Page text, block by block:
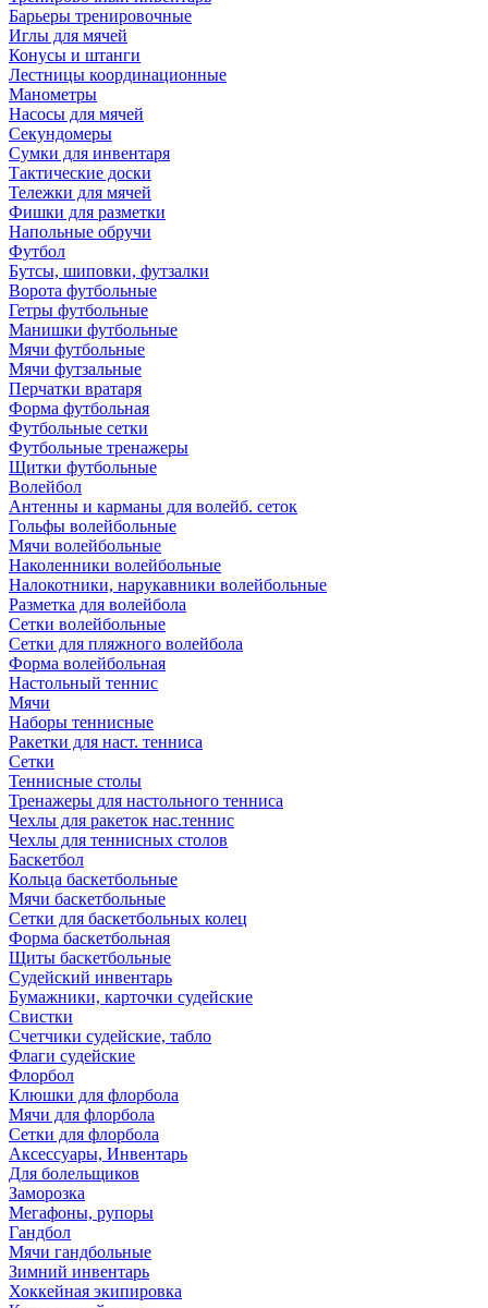
Барьеры тренировочные
Иглы для мячей
Конусы и штанги
Лестницы координационные
Манометры
Насосы для мячей
Секундомеры
Сумки для инвентаря
Тактические доски
Тележки для мячей
Фишки для разметки
Напольные обручи
Футбол
Бутсы, шиповки, футзалки
Ворота футбольные
Гетры футбольные
Манишки футбольные
Мячи футбольные
Мячи футзальные
Перчатки вратаря
Форма футбольная
Футбольные сетки
Футбольные тренажеры
Щитки футбольные
Волейбол
Антенны и карманы для волейб. сеток
Гольфы волейбольные
Мячи волейбольные
Наколенники волейбольные
Налокотники, нарукавники волейбольные
Разметка для волейбола
Сетки волейбольные
Сетки для пляжного волейбола
Форма волейбольная
Настольный теннис
Мячи
Наборы теннисные
Ракетки для наст. тенниса
Сетки
Теннисные столы
Тренажеры для настольного тенниса
Чехлы для ракеток нас.теннис
Чехлы для теннисных столов
Баскетбол
Кольца баскетбольные
Мячи баскетбольные
Сетки для баскетбольных колец
Форма баскетбольная
Щиты баскетбольные
Судейский инвентарь
Бумажники, карточки судейские
Свистки
Счетчики судейские, табло
Флаги судейские
Флорбол
Клюшки для флорбола
Мячи для флорбола
Сетки для флорбола
Аксессуары, Инвентарь
Для болельщиков
Заморозка
Мегафоны, рупоры
Гандбол
Мячи гандбольные
Зимний инвентарь
Хоккейная экипировка